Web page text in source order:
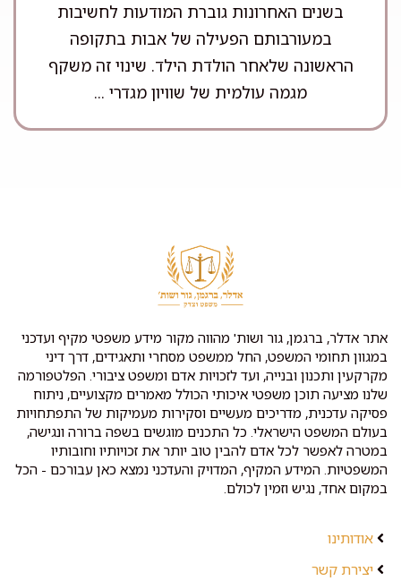
בשנים האחרונות גוברת המודעות לחשיבות
במעורבותם הפעילה של אבות בתקופה
הראשונה שלאחר הולדת הילד. שינוי זה משקף
מגמה עולמית של שוויון מגדרי ...
אתר אדלר, ברגמן, גור ושות' מהווה מקור מידע משפטי מקיף ועדכני
במגוון תחומי המשפט, החל ממשפט מסחרי ותאגידים, דרך דיני
מקרקעין ותכנון ובנייה, ועד לזכויות אדם ומשפט ציבורי. הפלטפורמה
שלנו מציעה תוכן משפטי איכותי הכולל מאמרים מקצועיים, ניתוח
פסיקה עדכנית, מדריכים מעשיים וסקירות מעמיקות של התפתחויות
בעולם המשפט הישראלי. כל התכנים מוגשים בשפה ברורה ונגישה,
במטרה לאפשר לכל אדם להבין טוב יותר את זכויותיו וחובותיו
המשפטיות. המידע המקיף, המדויק והעדכני נמצא כאן עבורכם - הכל
במקום אחד, נגיש וזמין לכולם.
אודותינו
יצירת קשר